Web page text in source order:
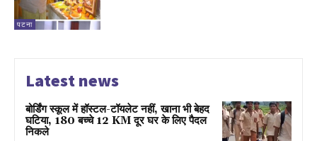
पटना
Latest news
बोर्डिंग स्कूल में हॉस्टल-टॉयलेट नहीं, खाना भी बेहद
घटिया, 180 बच्चे 12 KM दूर घर के लिए पैदल
निकले